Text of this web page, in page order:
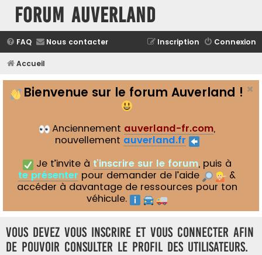
Forum Auverland
FAQ Nous contacter Connexion
Inscription
Accueil
Bienvenue sur le forum Auverland !
Anciennement auverland-fr.com,
nouvellement auverland.fr
Je t’invite à t’inscrire sur le forum, puis à
te présenter pour demander de l’aide
&
accéder à davantage de ressources pour ton
véhicule.
Vous devez vous inscrire et vous connecter afin
de pouvoir consulter le profil des utilisateurs.